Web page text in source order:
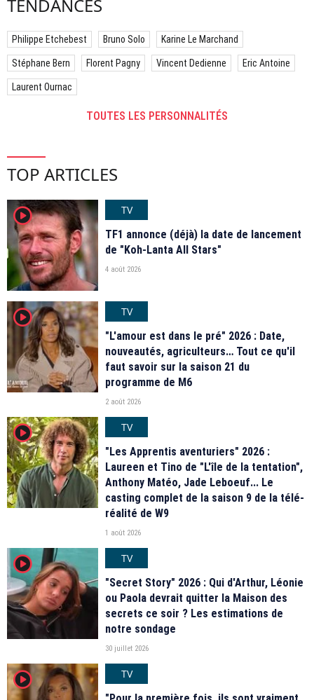
TENDANCES
Philippe Etchebest Bruno Solo Karine Le Marchand
Stéphane Bern Florent Pagny Vincent Dedienne Eric Antoine
Laurent Ournac
TOUTES LES PERSONNALITÉS
TOP ARTICLES
player2
TV
TF1 annonce (déjà) la date de lancement
de "Koh-Lanta All Stars"
4 août 2026
player2
TV
"L'amour est dans le pré" 2026 : Date,
nouveautés, agriculteurs… Tout ce qu'il
faut savoir sur la saison 21 du
programme de M6
2 août 2026
player2
TV
"Les Apprentis aventuriers" 2026 :
Laureen et Tino de "L'île de la tentation",
Anthony Matéo, Jade Leboeuf... Le
casting complet de la saison 9 de la télé-
réalité de W9
1 août 2026
player2
TV
"Secret Story" 2026 : Qui d'Arthur, Léonie
ou Paola devrait quitter la Maison des
secrets ce soir ? Les estimations de
notre sondage
30 juillet 2026
player2
TV